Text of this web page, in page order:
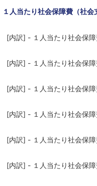
１人当たり社会保障費（社会
[内訳] - １人当たり社会保障
[内訳] - １人当たり社会保障
[内訳] - １人当たり社会保障
[内訳] - １人当たり社会保障
[内訳] - １人当たり社会保障
[内訳] - １人当たり社会保障